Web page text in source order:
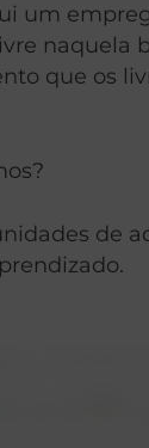
um
naquela
que os
de